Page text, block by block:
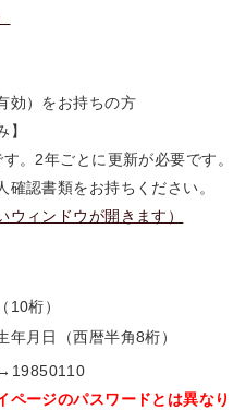
効）をお持ちの方
。2年ごとに更新が必要です。
確認書類をお持ちください。
ィンドウが開きます）
10桁）
月日（西暦半角8桁）
ージのパスワードとは異なり